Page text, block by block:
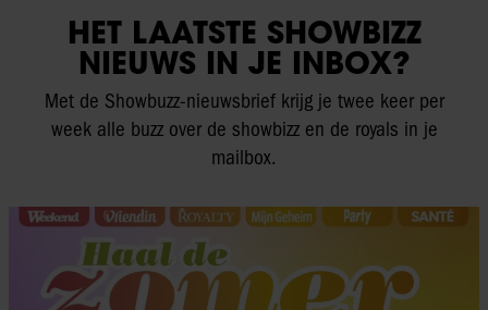
HET LAATSTE SHOWBIZZ
NIEUWS IN JE INBOX?
Met de Showbuzz-nieuwsbrief krijg je twee keer per
week alle buzz over de showbizz en de royals in je
mailbox.